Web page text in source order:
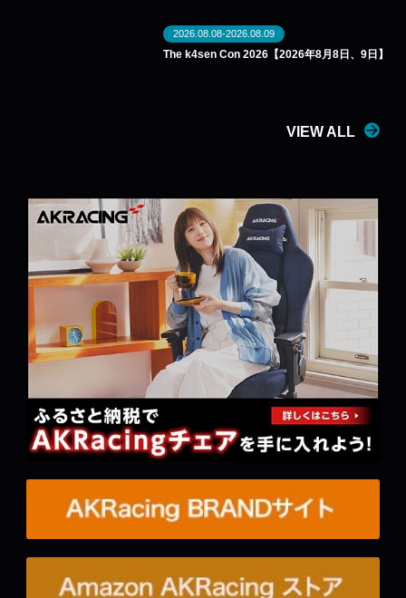
2026.08.08-2026.08.09
The k4sen Con 2026【2026年8月8日、9日】
VIEW ALL